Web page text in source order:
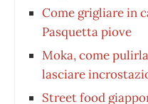
Come grigliare in
Pasquetta piove
Moka, come
lasciare
Street food